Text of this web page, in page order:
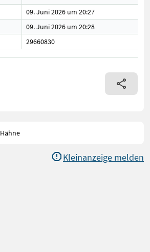
09. Juni 2026 um 20:27
09. Juni 2026 um 20:28
29660830
Hähne
Kleinanzeige melden